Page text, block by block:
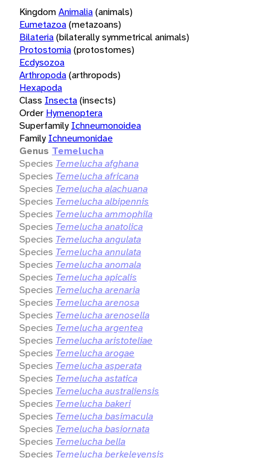
KingdomAnimalia(animals)
Eumetazoa(metazoans)
Bilateria(bilaterally symmetrical animals)
Protostomia(protostomes)
Ecdysozoa
Arthropoda(arthropods)
Hexapoda
Class Insecta(insects)
Order Hymenoptera
Superfamily Ichneumonoidea
Family Ichneumonidae
Genus Temelucha
Species Temelucha afghana
Species Temelucha africana
Species Temelucha alachuana
Species Temelucha albipennis
Species Temelucha ammophila
Species Temelucha anatolica
Species Temelucha angulata
Species Temelucha annulata
Species Temelucha anomala
Species Temelucha apicalis
Species Temelucha arenaria
Species Temelucha arenosa
Species Temelucha arenosella
Species Temelucha argentea
Species Temelucha aristoteliae
Species Temelucha arogae
Species Temelucha asperata
Species Temelucha astatica
Species Temelucha australiensis
Species Temelucha bakeri
Species Temelucha basimacula
Species Temelucha basiornata
Species Temelucha bella
Species Temelucha berkeleyensis